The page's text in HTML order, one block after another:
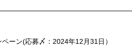
ーン(応募〆：2024年12月31日）